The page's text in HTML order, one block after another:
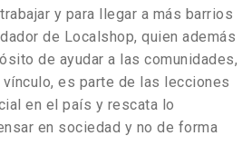
y para llegar a más barrios
de Localshop, quien además
de ayudar a las comunidades,
es parte de las lecciones
en el país y rescata lo
en sociedad y no de forma